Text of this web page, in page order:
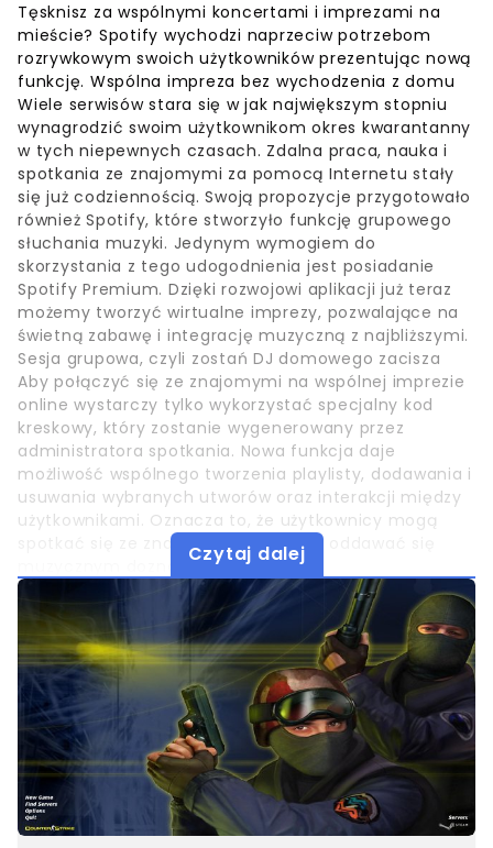
Tęsknisz za wspólnymi koncertami i imprezami na
mieście? Spotify wychodzi naprzeciw potrzebom
rozrywkowym swoich użytkowników prezentując nową
funkcję. Wspólna impreza bez wychodzenia z domu
Wiele serwisów stara się w jak największym stopniu
wynagrodzić swoim użytkownikom okres kwarantanny
w tych niepewnych czasach. Zdalna praca, nauka i
spotkania ze znajomymi za pomocą Internetu stały
się już codziennością. Swoją propozycje przygotowało
również Spotify, które stworzyło funkcję grupowego
słuchania muzyki. Jedynym wymogiem do
skorzystania z tego udogodnienia jest posiadanie
Spotify Premium. Dzięki rozwojowi aplikacji już teraz
możemy tworzyć wirtualne imprezy, pozwalające na
świetną zabawę i integrację muzyczną z najbliższymi.
Sesja grupowa, czyli zostań DJ domowego zacisza
Aby połączyć się ze znajomymi na wspólnej imprezie
online wystarczy tylko wykorzystać specjalny kod
kreskowy, który zostanie wygenerowany przez
administratora spotkania. Nowa funkcja daje
możliwość wspólnego tworzenia playlisty, dodawania i
usuwania wybranych utworów oraz interakcji między
użytkownikami. Oznacza to, że użytkownicy mogą
spotkać się ze znajomymi i wspólnie oddawać się
muzycznym doznaniom.Czytaj dalej